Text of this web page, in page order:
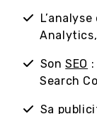
SonSEO
Search
Sa